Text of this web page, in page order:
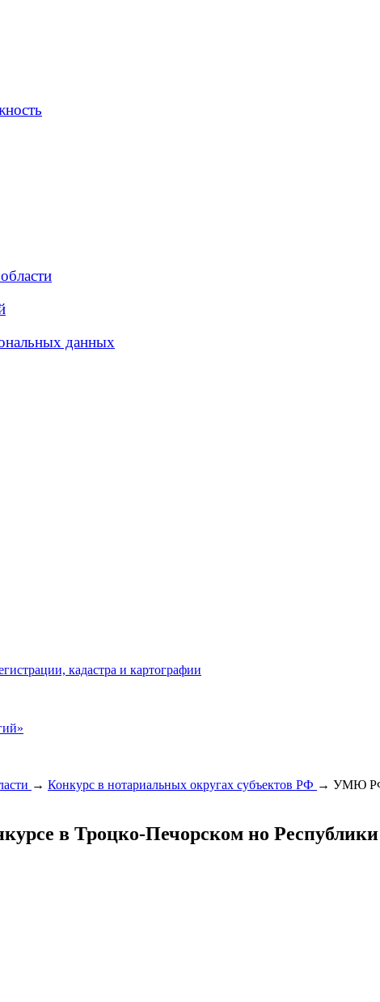
данных
кадастра и картографии
→ Конкурс в нотариальных округах субъектов РФ → УМЮ РФ
в Троцко-Печорском но